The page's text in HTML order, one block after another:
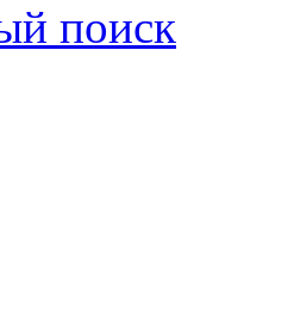
поиск